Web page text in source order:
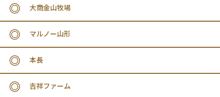
大商金山牧場
マルノー山形
本長
吉祥ファーム